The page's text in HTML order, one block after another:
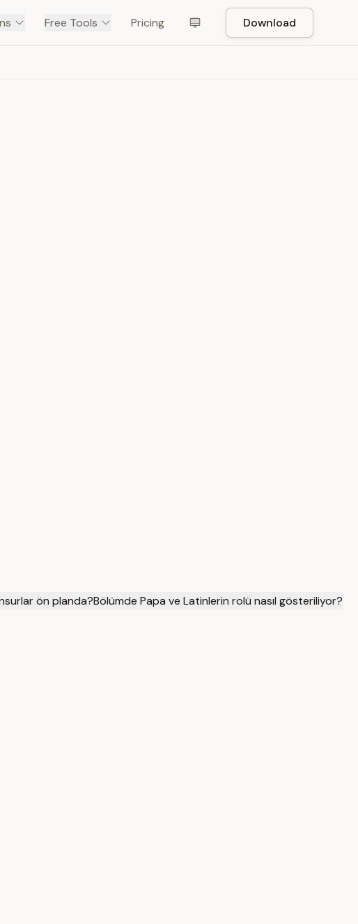
Free Tools Pricing Download
ön planda?Bölümde Papa ve Latinlerin rolü nasıl gösteriliyor?